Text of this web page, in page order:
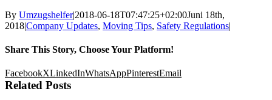
By Umzugshelfer|2018-06-18T07:47:25+02:00Juni 18th,
2018|Company Updates, Moving Tips, Safety Regulations|
Share This Story, Choose Your Platform!
FacebookXLinkedInWhatsAppPinterestEmail
Related Posts